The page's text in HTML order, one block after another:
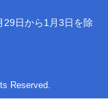
29日から1月3日を除
Reserved.